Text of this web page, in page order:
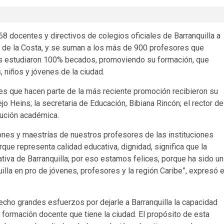
docentes y directivos de colegios oficiales de Barranquilla a
la Costa, y se suman a los más de 900 profesores que
100% becados, promoviendo su formación, que
niños y jóvenes de la ciudad.
que hacen parte de la más reciente promoción recibieron su
Heins; la secretaria de Educación, Bibiana Rincón; el rector de
académica.
y maestrías de nuestros profesores de las instituciones
representa calidad educativa, dignidad, significa que la
de Barranquilla; por eso estamos felices, porque ha sido un
en pro de jóvenes, profesores y la región Caribe”, expresó
grandes esfuerzos por dejarle a Barranquilla la capacidad
docente que tiene la ciudad. El propósito de esta